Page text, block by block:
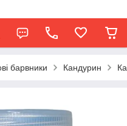
барвники Кандурин